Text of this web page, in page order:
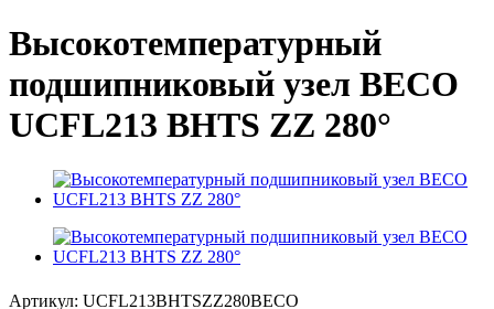
Высокотемпературный
подшипниковый узел BECO
UCFL213 BHTS ZZ 280°
Артикул: UCFL213BHTSZZ280BECO